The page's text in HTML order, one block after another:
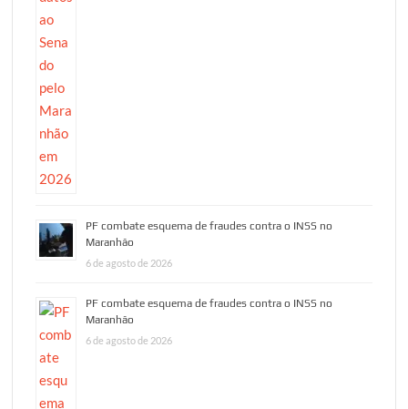
PF combate esquema de fraudes contra o INSS no
Maranhão
6 de agosto de 2026
PF combate esquema de fraudes contra o INSS no
Maranhão
6 de agosto de 2026